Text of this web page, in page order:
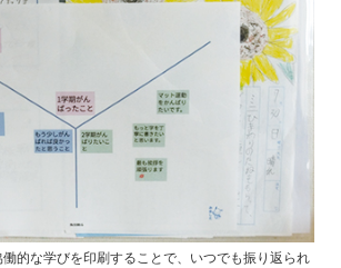
的な学びを印刷することで、いつでも振り返られ